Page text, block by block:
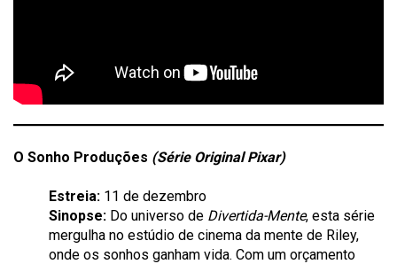
O Sonho Produções (Série Original Pixar)
Estreia: 11 de dezembro
Sinopse: Do universo de Divertida-Mente, esta série
mergulha no estúdio de cinema da mente de Riley,
onde os sonhos ganham vida. Com um orçamento